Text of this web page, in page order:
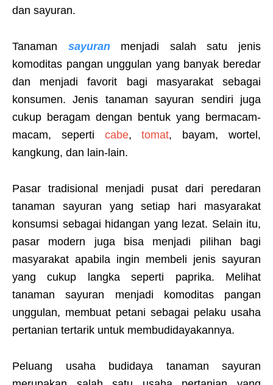
dan sayuran.
Tanaman sayuranmenjadi salah satu jenis
komoditas pangan unggulan yang banyak beredar
dan menjadi favorit bagi masyarakat sebagai
konsumen. Jenis tanaman sayuran sendiri juga
cukup beragam dengan bentuk yang bermacam-
macam, seperti cabe,tomat, bayam, wortel,
kangkung, dan lain-lain.
Pasar tradisional menjadi pusat dari peredaran
tanaman sayuran yang setiap hari masyarakat
konsumsi sebagai hidangan yang lezat. Selain itu,
pasar modern juga bisa menjadi pilihan bagi
masyarakat apabila ingin membeli jenis sayuran
yang cukup langka seperti paprika. Melihat
tanaman sayuran menjadi komoditas pangan
unggulan, membuat petani sebagai pelaku usaha
pertanian tertarik untuk membudidayakannya.
Peluang usaha budidaya tanaman sayuran